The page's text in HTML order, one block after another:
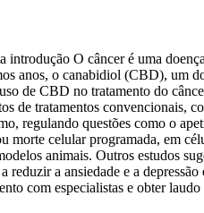
O câncer é uma
anos, o canabidiol (CBD), um
de CBD no tratamento do
de tratamentos convencionais,
questões como o
celular programada, em
animais. Outros estudos
a ansiedade e a
com especialistas e obter